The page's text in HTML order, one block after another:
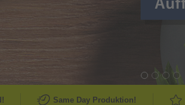
Same Day Produktion!